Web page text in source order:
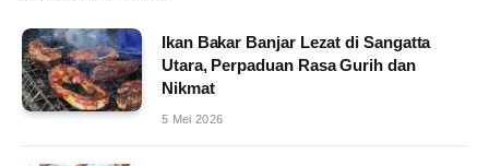
Ikan Bakar Banjar Lezat di Sangatta
Utara, Perpaduan Rasa Gurih dan
Nikmat
5 Mei 2026